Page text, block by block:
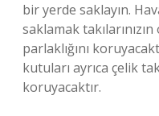
bir yerde saklayın.
saklamak
parlaklığını
kutuları ayrıca çelik
koruyacaktır.